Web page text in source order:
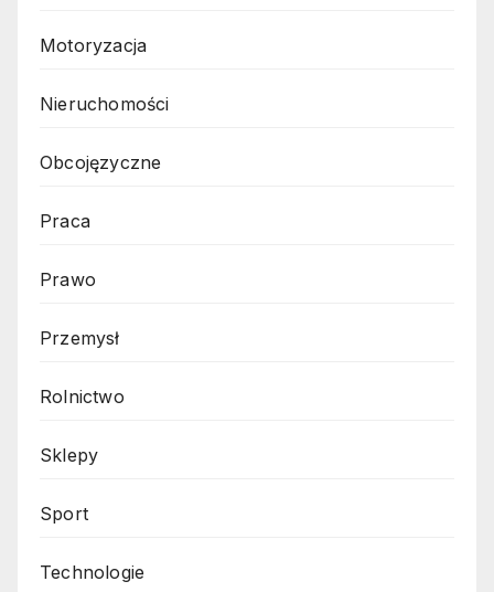
Motoryzacja
Nieruchomości
Obcojęzyczne
Praca
Prawo
Przemysł
Rolnictwo
Sklepy
Sport
Technologie